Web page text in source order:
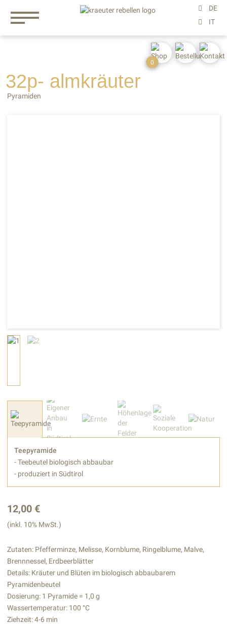
32p- almkräuter
Pyramiden
Teepyramide
- Teebeutel biologisch abbaubar
- produziert in Südtirol
12,00 €
(inkl. 10% MwSt.)
Zutaten: Pfefferminze, Melisse, Kornblume, Ringelblume, Malve,
Brennnessel, Erdbeerblätter
Details: Kräuter und Blüten im biologisch abbaubarem
Pyramidenbeutel
Dosierung: 1 Pyramide = 1,0 g
Wassertemperatur: 100 °C
Ziehzeit: 4-6 min
0